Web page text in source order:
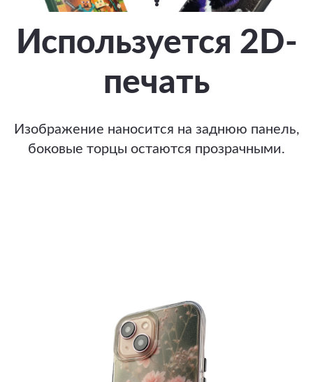
Используется 2D-
печать
Изображение наносится на заднюю панель,
боковые торцы остаются прозрачными.